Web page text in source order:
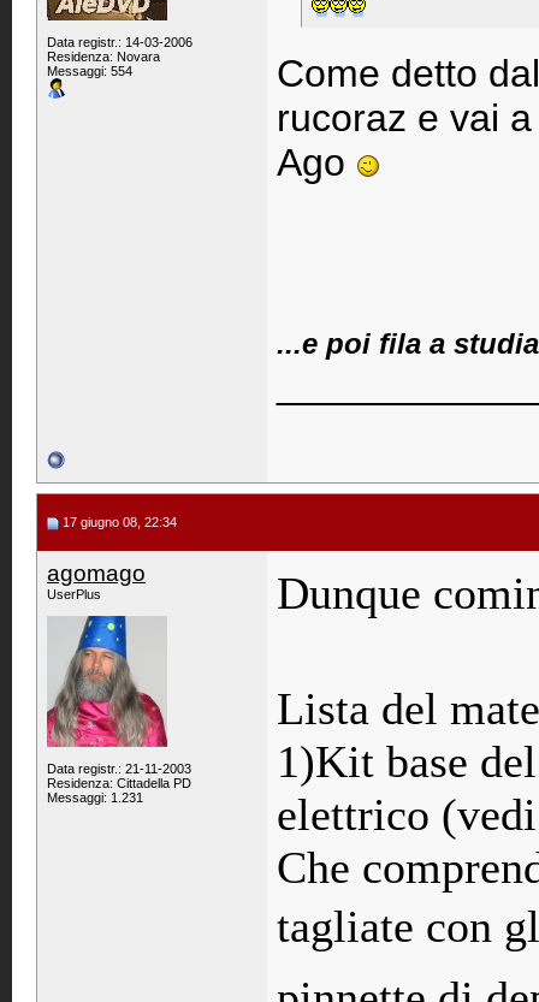
Data registr.: 14-03-2006
Residenza: Novara
Messaggi: 554
Come detto
rucoraz e vai
Ago
...e poi fila a
17 giugno 08, 22:34
agomago
UserPlus
Data registr.: 21-11-2003
Residenza: Cittadella PD
Messaggi: 1.231
Dunque
Lista del
1)Kit base
elettrico
Che
tagliate con